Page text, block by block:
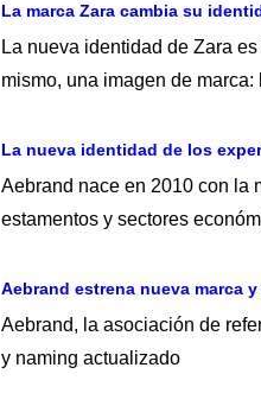
La marca Zara cambia su
La nueva identidad de Zara
mismo, una imagen de marca:
La nueva identidad de los
Aebrand nace en 2010 con la
estamentos y sectores
Aebrand estrena nueva marca
Aebrand, la asociación de
y naming actualizado